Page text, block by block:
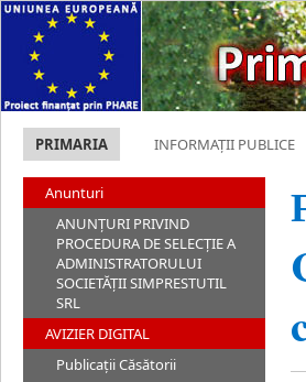
PRIMARIA INFORMAȚII PUBLICE
Anunturi
ANUNȚURI PRIVIND
PROCEDURA DE SELECȚIE A
ADMINISTRATORULUI
SOCIETĂȚII SIMPRESTUTIL
SRL
AVIZIER DIGITAL
Publicații Căsătorii